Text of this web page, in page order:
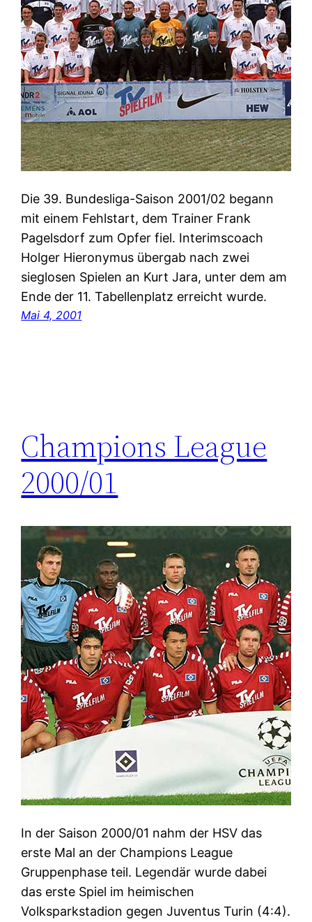
Die 39. Bundesliga-Saison 2001/02 begann
mit einem Fehlstart, dem Trainer Frank
Pagelsdorf zum Opfer fiel. Interimscoach
Holger Hieronymus übergab nach zwei
sieglosen Spielen an Kurt Jara, unter dem am
Ende der 11. Tabellenplatz erreicht wurde.
Mai 4, 2001
Champions League
2000/01
In der Saison 2000/01 nahm der HSV das
erste Mal an der Champions League
Gruppenphase teil. Legendär wurde dabei
das erste Spiel im heimischen
Volksparkstadion gegen Juventus Turin (4:4).